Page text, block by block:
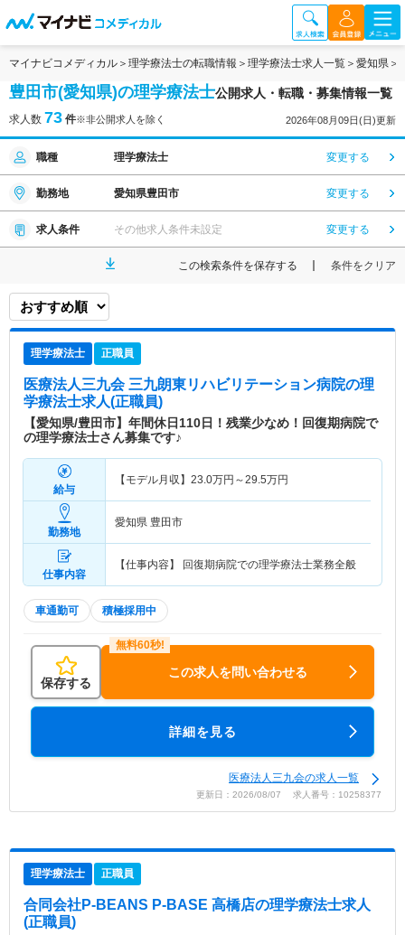
マイナビコメディカル 理学療法士の転職情報 理学療法士求人一覧 愛知県
豊田市(愛知県)の理学療法士公開求人・転職・募集情報一覧
求人数 73 件※非公開求人を除く 2026年08月09日(日)更新
職種 理学療法士 変更する
勤務地 愛知県豊田市 変更する
求人条件 その他求人条件未設定 変更する
この検索条件を保存する 条件をクリア
理学療法士 正職員
医療法人三九会 三九朗東リハビリテーション病院の理
学療法士求人(正職員)
【愛知県/豊田市】年間休日110日！残業少なめ！回復期病院で
の理学療法士さん募集です♪
給与
【モデル月収】 23.0万円～29.5万円
勤務地
愛知県 豊田市
仕事内容
【仕事内容】 回復期病院での理学療法士業務全般
車通勤可 積極採用中
保存する
この求人を問い合わせる
詳細を見る
医療法人三九会の求人一覧
更新日：2026/08/07 求人番号：10258377
理学療法士 正職員
合同会社P-BEANS P-BASE 高橋店の理学療法士求人
(正職員)